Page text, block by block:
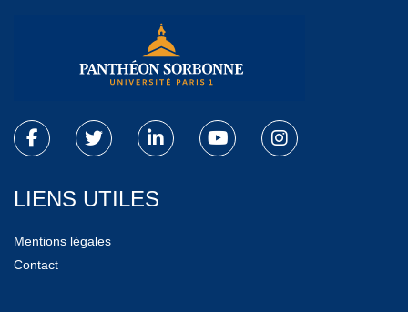
LIENS UTILES
Mentions légales
Contact